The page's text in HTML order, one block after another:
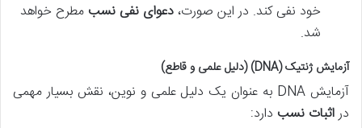
خود نفی کند. در این صورت، دعوای نفی نسب مطرح خواهد
شد.
آزمایش ژنتیک (DNA) (دلیل علمی و قاطع)
آزمایش DNA به عنوان یک دلیل علمی و نوین، نقش بسیار مهمی
دراثبات نسب دارد: